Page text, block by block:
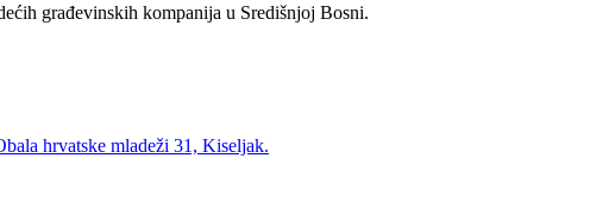
građevinskih kompanija u Središnjoj Bosni.
hrvatske mladeži 31, Kiseljak.